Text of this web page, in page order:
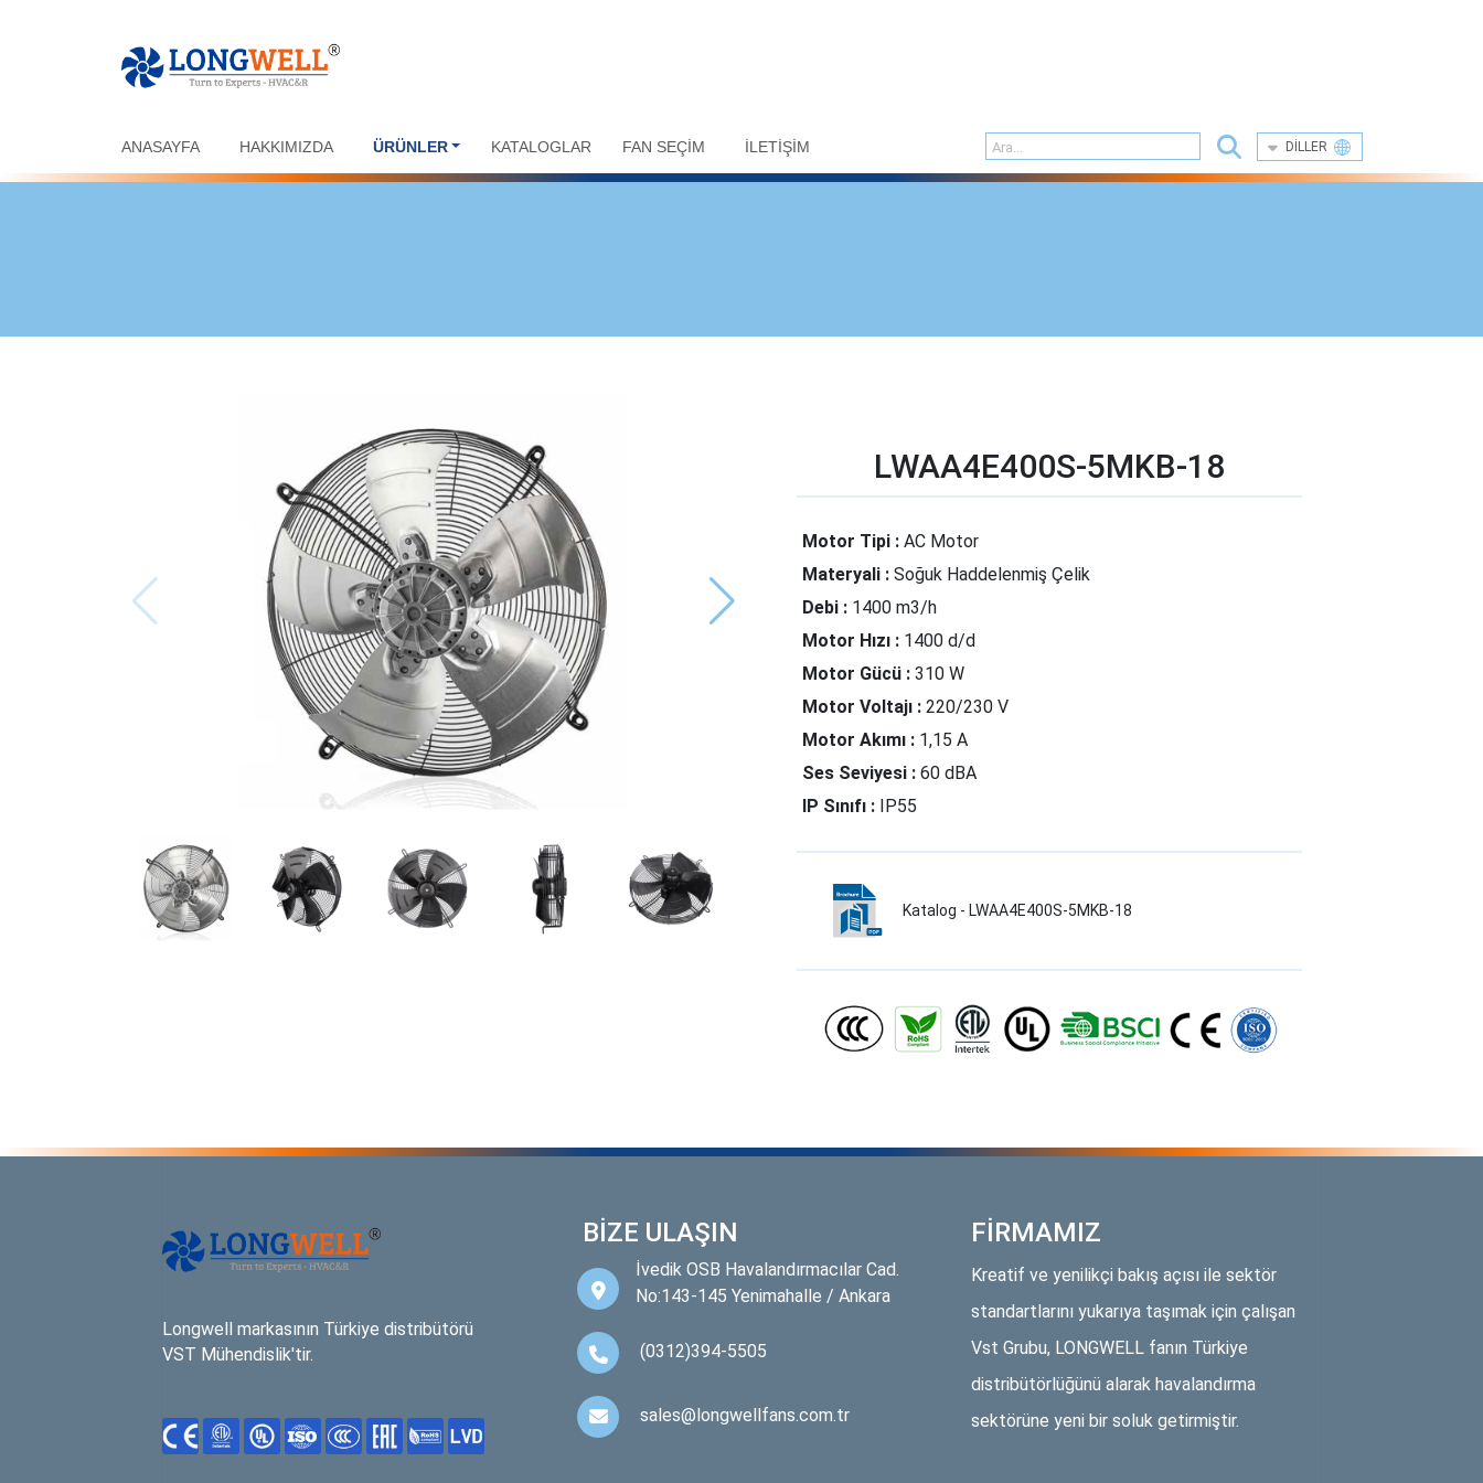
ANASAYFA HAKKIMIZDA ÜRÜNLER KATALOGLAR FAN SEÇİM İLETİŞİM DILLER
LWAA4E400S-5MKB-18
Motor Tipi : AC Motor
Materyali : Soğuk Haddelenmiş Çelik
Debi : 1400 m3/h
Motor Hızı : 1400 d/d
Motor Gücü : 310 W
Motor Voltajı : 220/230 V
Motor Akımı : 1,15 A
Ses Seviyesi : 60 dBA
IP Sınıfı : IP55
Katalog - LWAA4E400S-5MKB-18
Longwell markasının Türkiye distribütörü
VST Mühendislik'tir.
BİZE ULAŞIN
İvedik OSB Havalandırmacılar Cad.
No:143-145 Yenimahalle / Ankara
(0312)394-5505
sales@longwellfans.com.tr
FİRMAMIZ
Kreatif ve yenilikçi bakış açısı ile sektör
standartlarını yukarıya taşımak için çalışan
Vst Grubu, LONGWELL fanın Türkiye
distribütörlüğünü alarak havalandırma
sektörüne yeni bir soluk getirmiştir.